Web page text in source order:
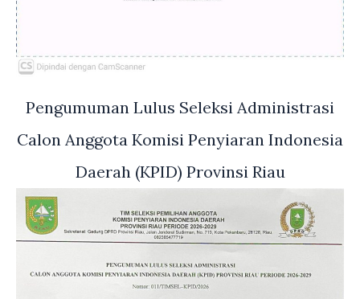
Pengumuman Lulus Seleksi Administrasi
Calon Anggota Komisi Penyiaran Indonesia
Daerah (KPID) Provinsi Riau